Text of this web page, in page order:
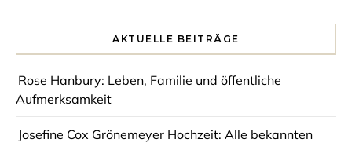
AKTUELLE BEITRÄGE
Rose Hanbury: Leben, Familie und öffentliche
Aufmerksamkeit
Josefine Cox Grönemeyer Hochzeit: Alle bekannten